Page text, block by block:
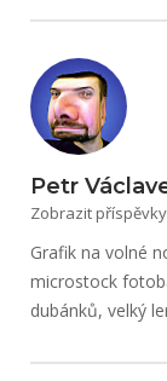
Petr
Zobrazit
Grafik na volné
microstock
dubánků, velký